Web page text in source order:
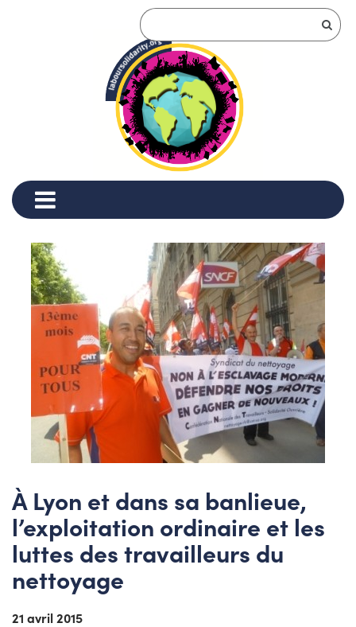
À Lyon et dans sa banlieue,
l’exploitation ordinaire et les
luttes des travailleurs du
nettoyage
21 avril 2015